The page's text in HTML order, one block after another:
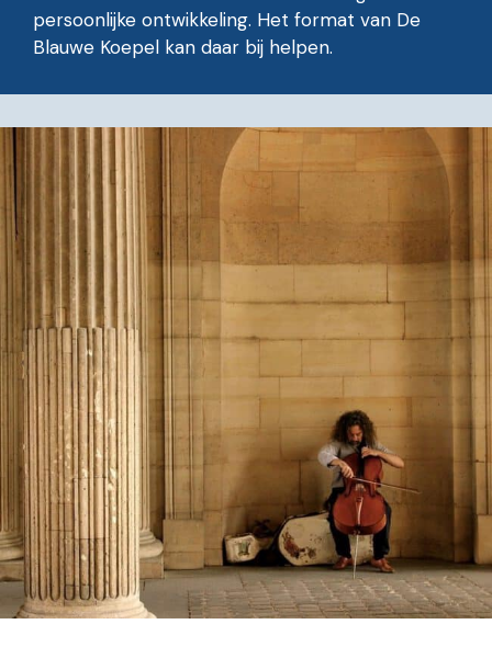
persoonlijke ontwikkeling. Het format van De
Blauwe Koepel kan daar bij helpen.